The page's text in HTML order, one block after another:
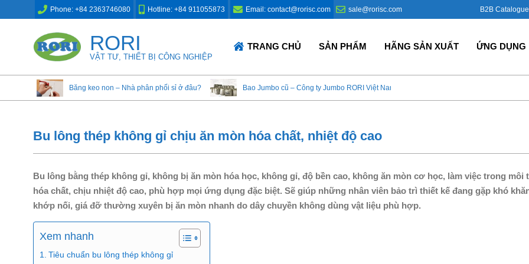
to
Phone: +84 2363746080 Hotline: +84 911055873 Email: contact@rorisc.com sale@rorisc.com B2B Catalogue
RORI
VẬT TƯ, THIẾT BỊ CÔNG NGHIỆP
Primary
TRANG CHỦ SẢN PHẨM HÃNG SẢN XUẤT ỨNG DỤNG
Băng keo non – Nhà phân phối sỉ ở đâu? Bao Jumbo cũ – Công ty Jumbo RORI Việt Nam? Bao Jumbo giá rẻ – Giải
Bu lông thép không gỉ chịu ăn mòn hóa chất, nhiệt độ cao
Bu lông bằng thép không gỉ, không bị ăn mòn hóa học, không gỉ, độ bền cao, không ăn mòn cơ học, làm việc trong môi
hóa chất, chịu nhiệt độ cao, phù hợp mọi ứng dụng đặc biệt. Sẽ giúp những nhân viên bảo trì thiết kế đang gặp khó
khớp nối, giá đỡ thường xuyên bị ăn mòn nhanh do dây chuyền không dùng vật liệu phù hợp.
Xem nhanh
Tiêu chuẩn bu lông thép không gỉ